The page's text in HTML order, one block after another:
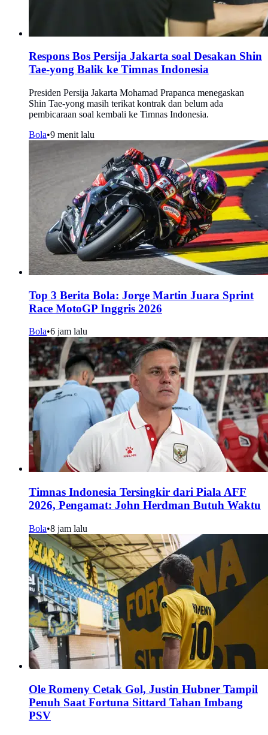
Respons Bos Persija Jakarta soal Desakan Shin
Tae-yong Balik ke Timnas Indonesia
Presiden Persija Jakarta Mohamad Prapanca menegaskan
Shin Tae-yong masih terikat kontrak dan belum ada
pembicaraan soal kembali ke Timnas Indonesia.
Bola•9 menit lalu
Top 3 Berita Bola: Jorge Martin Juara Sprint
Race MotoGP Inggris 2026
Bola•6 jam lalu
Timnas Indonesia Tersingkir dari Piala AFF
2026, Pengamat: John Herdman Butuh Waktu
Bola•8 jam lalu
Ole Romeny Cetak Gol, Justin Hubner Tampil
Penuh Saat Fortuna Sittard Tahan Imbang
PSV